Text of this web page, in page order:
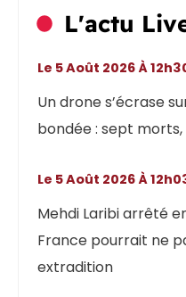
L'actu
Un drone s’écrase
bondée : sept
Le 5 Août 2026 À
Mehdi Laribi arrêté
France pourrait ne
extradition
Le 5 Août 2026 À